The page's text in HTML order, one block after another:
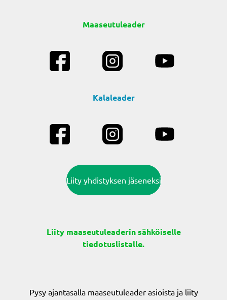
Maaseutuleader
Kalaleader
Liity yhdistyksen jäseneksi
Liity maaseutuleaderin sähköiselle
tiedotuslistalle.
Pysy ajantasalla maaseutuleader asioista ja liity